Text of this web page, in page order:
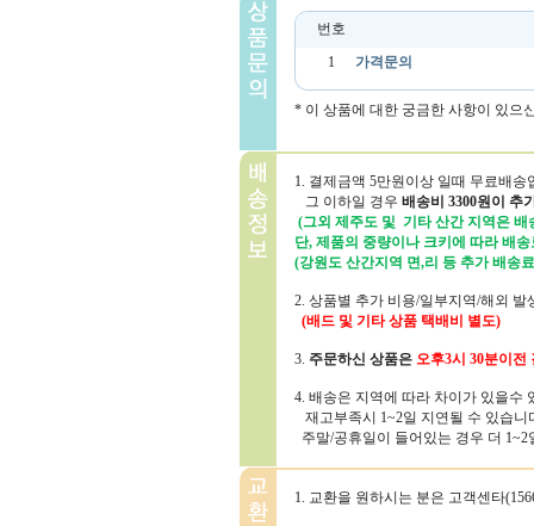
번호
1
가격문의
* 이 상품에 대한 궁금한 사항이 있으
1. 결제금액 5만원이상 일때 무료배송
그 이하일 경우 배송비 3300원이 추
(그외 제주도 및 기타 산간 지역은 배
단, 제품의 중량이나 크키에 따라 배
(강원도 산간지역 면,리 등 추가 배송
2. 상품별 추가 비용/일부지역/해외 발
(배드 및 기타 상품 택배비 별도)
3. 주문하신 상품은 오후3시 30분이전
4. 배송은 지역에 따라 차이가 있을수
재고부족시 1~2일 지연될 수 있습니
주말/공휴일이 들어있는 경우 더
1. 교환을 원하시는 분은 고객센타